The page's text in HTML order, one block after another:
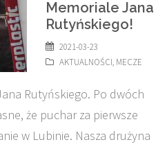
Memoriale Jana
Rutyńskiego!
2021-03-23
AKTUALNOŚCI, MECZE
Rutyńskiego. Po dwóch
że puchar za pierwsze
w Lubinie. Nasza drużyna